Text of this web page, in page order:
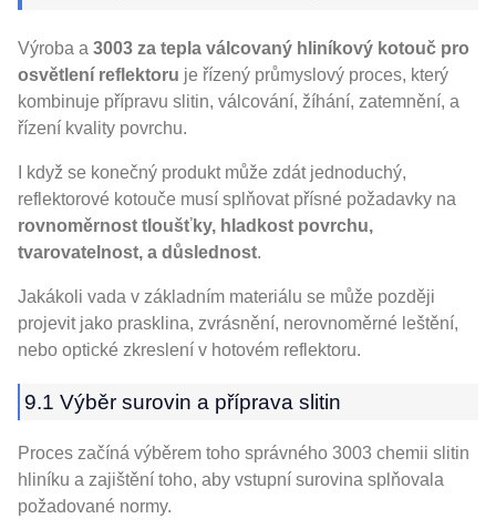
Výroba a 3003 za tepla válcovaný hliníkový kotouč pro
osvětlení reflektoru je řízený průmyslový proces, který
kombinuje přípravu slitin, válcování, žíhání, zatemnění, a
řízení kvality povrchu.
I když se konečný produkt může zdát jednoduchý,
reflektorové kotouče musí splňovat přísné požadavky na
rovnoměrnost tloušťky, hladkost povrchu,
tvarovatelnost, a důslednost.
Jakákoli vada v základním materiálu se může později
projevit jako prasklina, zvrásnění, nerovnoměrné leštění,
nebo optické zkreslení v hotovém reflektoru.
9.1 Výběr surovin a příprava slitin
Proces začíná výběrem toho správného 3003 chemii slitin
hliníku a zajištění toho, aby vstupní surovina splňovala
požadované normy.